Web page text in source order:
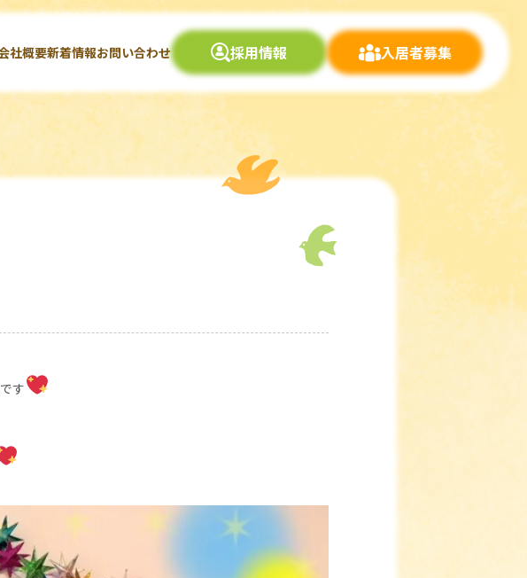
社概要新着情報お問い合わせ 採用情報 入居者募集
す